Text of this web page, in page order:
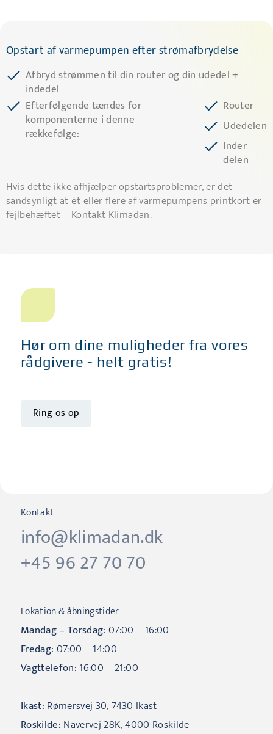
Opstart af varmepumpen efter strømafbrydelse
Afbryd strømmen til din router og din udedel +
indedel
Efterfølgende tændes for
komponenterne i denne
rækkefølge:
Router
Udedelen
Inder
delen
Hvis dette ikke afhjælper opstartsproblemer, er det
sandsynligt at ét eller flere af varmepumpens printkort er
fejlbehæftet – Kontakt Klimadan.
Hør om dine muligheder fra vores
rådgivere - helt gratis!
Ring os op
Kontakt
info@klimadan.dk
+45 96 27 70 70
Lokation & åbningstider
Mandag – Torsdag: 07:00 – 16:00
Fredag: 07:00 – 14:00
Vagttelefon: 16:00 – 21:00
Ikast: Rømersvej 30, 7430 Ikast
Roskilde: Navervej 28K, 4000 Roskilde